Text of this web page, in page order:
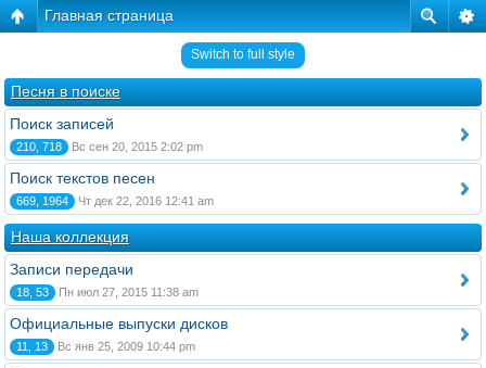
Главная страница
Switch to full style
Песня в поиске
Поиск записей
210, 718 Вс сен 20, 2015 2:02 pm
Поиск текстов песен
669, 1964 Чт дек 22, 2016 12:41 am
Наша коллекция
Записи передачи
18, 53 Пн июл 27, 2015 11:38 am
Официальные выпуски дисков
11, 13 Вс янв 25, 2009 10:44 pm